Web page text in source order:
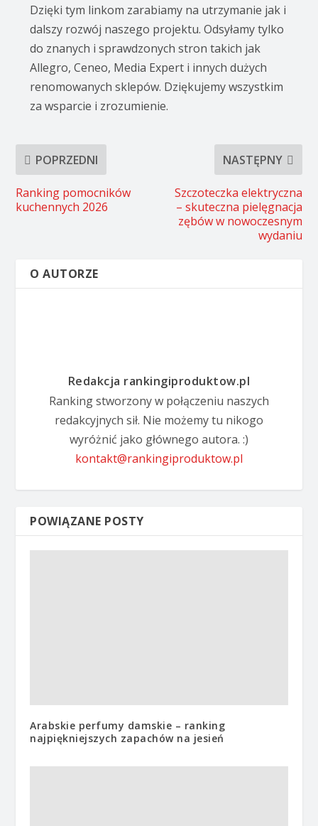
Dzięki tym linkom zarabiamy na utrzymanie jak i
dalszy rozwój naszego projektu. Odsyłamy tylko
do znanych i sprawdzonych stron takich jak
Allegro, Ceneo, Media Expert i innych dużych
renomowanych sklepów. Dziękujemy wszystkim
za wsparcie i zrozumienie.
POPRZEDNI
Ranking pomocników
kuchennych 2026
NASTĘPNY
Szczoteczka elektryczna
– skuteczna pielęgnacja
zębów w nowoczesnym
wydaniu
O AUTORZE
Redakcja rankingiproduktow.pl
Ranking stworzony w połączeniu naszych
redakcyjnych sił. Nie możemy tu nikogo
wyróżnić jako głównego autora. :)
kontakt@rankingiproduktow.pl
POWIĄZANE POSTY
Arabskie perfumy damskie – ranking
najpiękniejszych zapachów na jesień